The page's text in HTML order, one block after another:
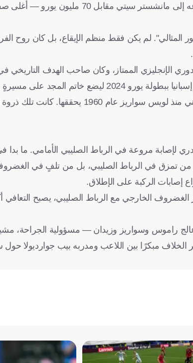
وبعد موسمٍ واحدٍ فقط، ضاعف النادي ربحه ثلاث مرات عندما باعه إلى
المثالي". لم يكن فقط منظم الإيقاع، بل كان روح
الإنجليزي الممتاز، وكان صاحب الهدف التاريخي
الذي منح النادي لقبه الأول في البطولة. ثم جاء تتويجه مع منتخب إسبانيا
الكرة الذهبية — ليصبح أول لاعب من مانشستر سيتي وأول إسباني منذ
تعرض رودري لإصابة مروعة في الرباط الصليبي الأمامي. ما
تمزق في الرباط الصليبي، بل من تلفٍ في
إصابات الركبة على الإطلاق.
الخارجي مع الرباط الصليبي، يصبح التعافي
راموس وسواريز وزيدان — مسؤولية الجراحة،
مبكرًا بين اللاعب ومدربه بيب جوارديولا حول